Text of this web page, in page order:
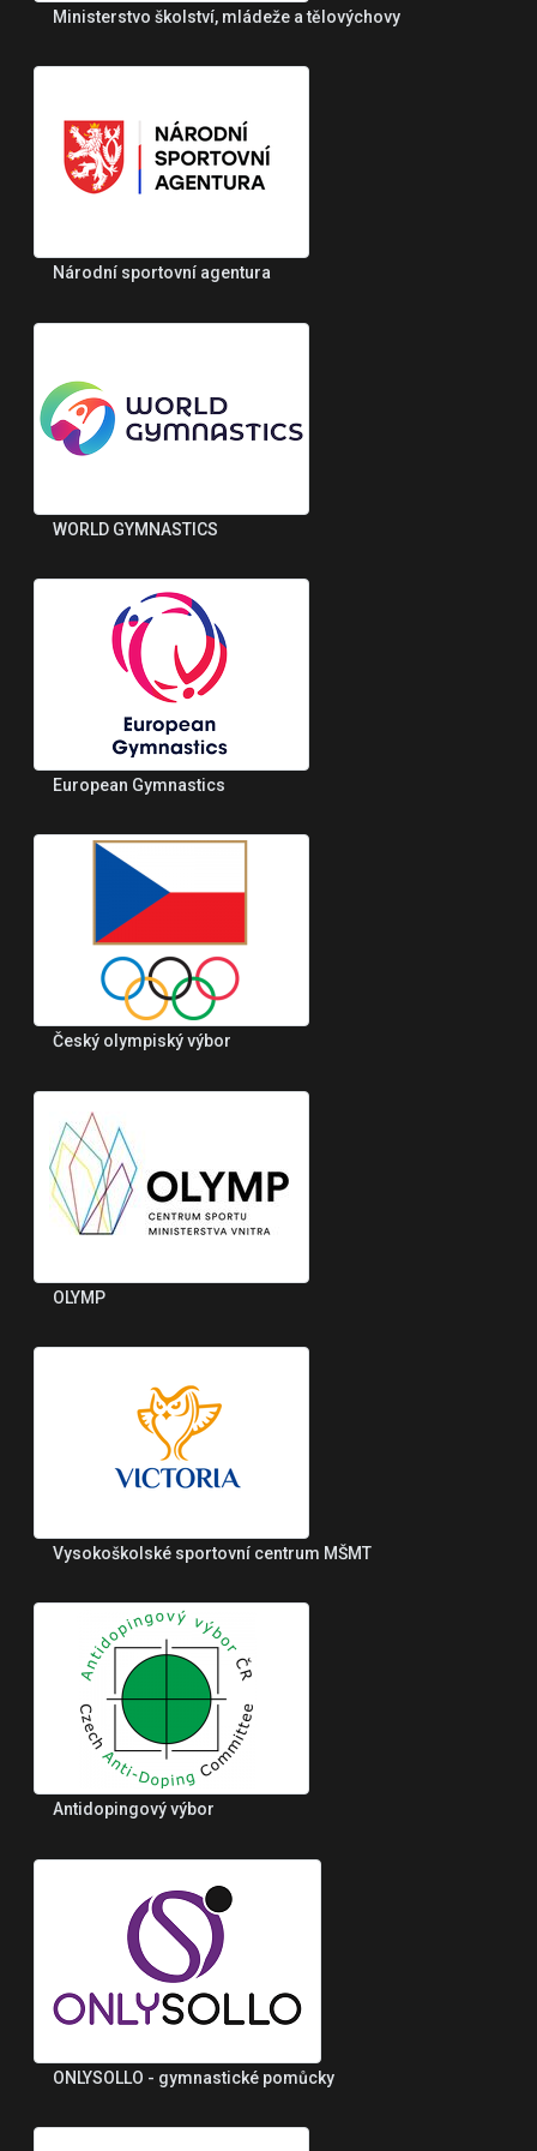
Ministerstvo školství, mládeže a tělovýchovy
Národní sportovní agentura
WORLD GYMNASTICS
European Gymnastics
Český olympiský výbor
OLYMP
Vysokoškolské sportovní centrum MŠMT
Antidopingový výbor
ONLYSOLLO - gymnastické pomůcky